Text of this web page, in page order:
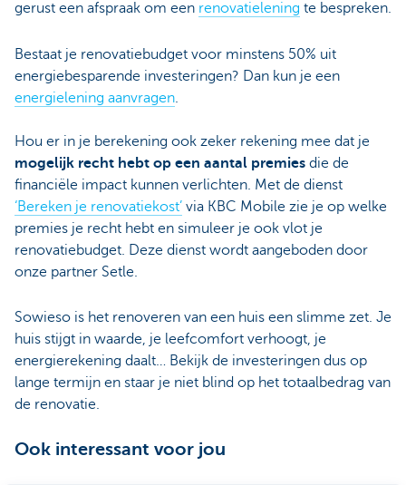
gerust een afspraak om een renovatielening te bespreken.
Bestaat je renovatiebudget voor minstens 50% uit
energiebesparende investeringen? Dan kun je een
energielening aanvragen
Hou er in je berekening ook zeker rekening mee dat je
mogelijk recht hebt op een aantal premies die de
financiële impact kunnen verlichten. Met de dienst
‘Bereken je renovatiekost’ via KBC Mobile zie je op welke
premies je recht hebt en simuleer je ook vlot je
renovatiebudget. Deze dienst wordt aangeboden door
onze partner Setle.
Sowieso is het renoveren van een huis een slimme zet. Je
huis stijgt in waarde, je leefcomfort verhoogt, je
energierekening daalt… Bekijk de investeringen dus op
lange termijn en staar je niet blind op het totaalbedrag van
de renovatie.
Ook interessant voor jou